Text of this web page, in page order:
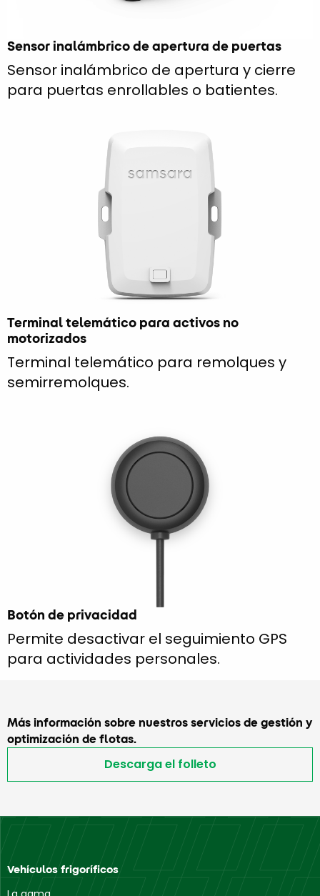
Sensor inalámbrico de apertura de puertas
Sensor inalámbrico de apertura y cierre
para puertas enrollables o batientes.
Terminal telemático para activos no
motorizados
Terminal telemático para remolques y
semirremolques.
Botón de privacidad
Permite desactivar el seguimiento GPS
para actividades personales.
Más información sobre nuestros servicios de gestión y
optimización de flotas.
Descarga el folleto
Vehículos frigoríficos